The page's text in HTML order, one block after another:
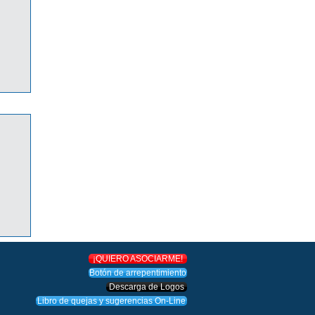
¡QUIERO ASOCIARME!
Botón de arrepentimiento
Descarga de Logos
Libro de quejas y sugerencias On-Line